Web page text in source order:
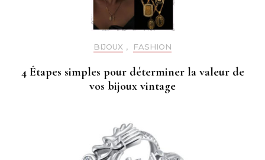
BIJOUX , FASHION
4 Étapes simples pour déterminer la valeur de
vos bijoux vintage